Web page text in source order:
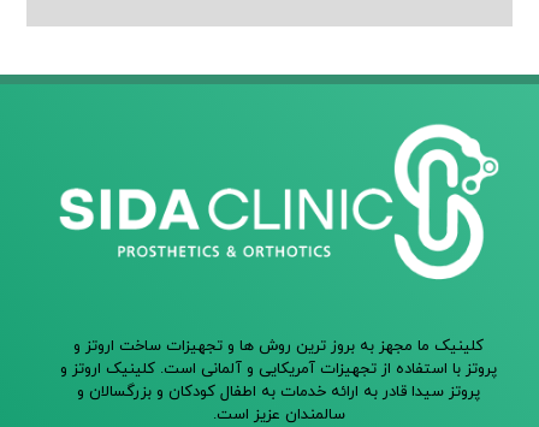
کلینیک ما مجهز به بروز ترین روش ها و تجهیزات ساخت اروتز و
پروتز با استفاده از تجهیزات آمریکایی و آلمانی است. کلینیک اروتز و
پروتز سیدا قادر به ارائه خدمات به اطفال کودکان و بزرگسالان و
سالمندان عزیز است.